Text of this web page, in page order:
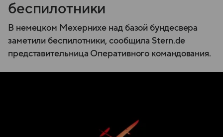
беспилотники
В немецком Мехернихе над базой бундесвера
заметили беспилотники, сообщила Stern.de
представительница Оперативного командования.